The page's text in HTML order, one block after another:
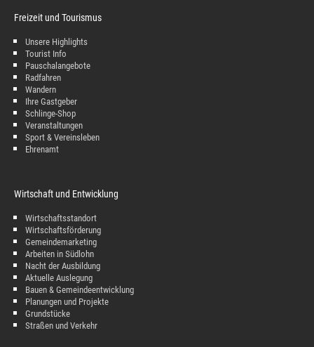
Freizeit und Tourismus
Unsere Highlights
Tourist Info
Pauschalangebote
Radfahren
Wandern
Ihre Gastgeber
Schlinge-Shop
Veranstaltungen
Sport & Vereinsleben
Ehrenamt
Wirtschaft und Entwicklung
Wirtschaftsstandort
Wirtschaftsförderung
Gemeindemarketing
Arbeiten in Südlohn
Nacht der Ausbildung
Aktuelle Auslegung
Bauen & Gemeindeentwicklung
Planungen und Projekte
Grundstücke
Straßen und Verkehr